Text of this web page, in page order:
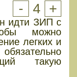
- 4 +
идти ЗИП с
можно
легких и
такую